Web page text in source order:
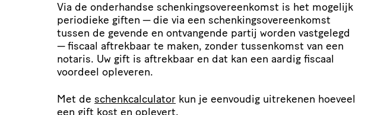
Via de onderhandse schen­kings­over­een­komst is het mogelijk
periodieke giften — die via een schen­kings­over­een­komst
tussen de gevende en ontvangende partij worden vastgelegd
— fiscaal aftrekbaar te maken, zonder tussenkomst van een
notaris. Uw gift is aftrekbaar en dat kan een aardig fiscaal
voordeel opleveren.
Met de schenk­cal­cu­lator kun je eenvoudig uitrekenen hoeveel
een gift kost en oplevert.